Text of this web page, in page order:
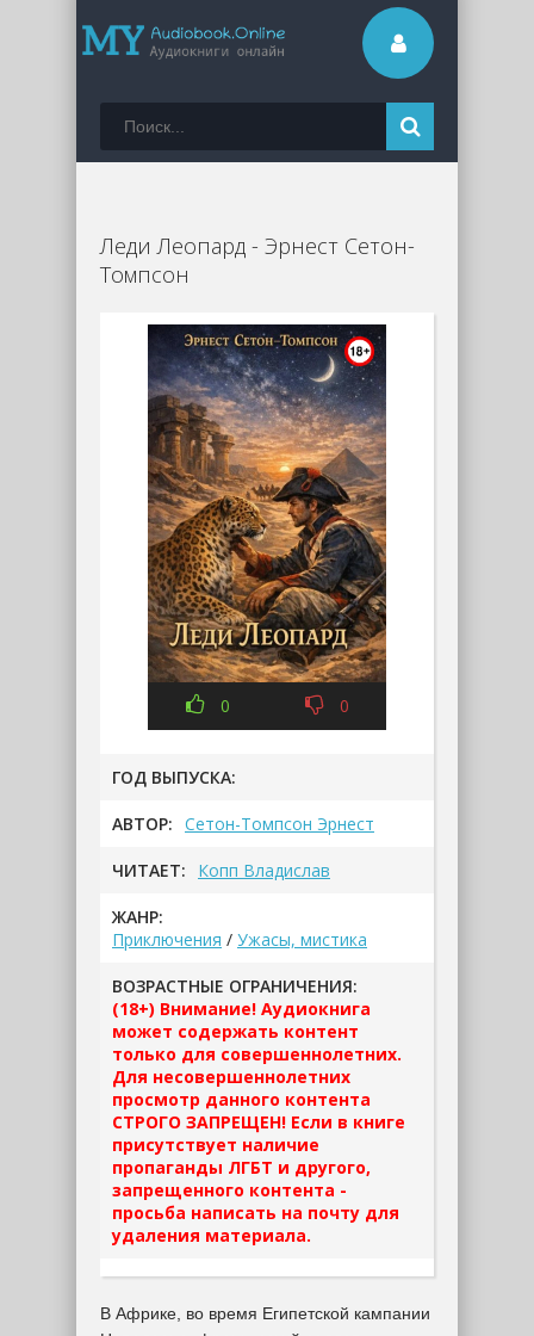
Леди Леопард - Эрнест Сетон-
Томпсон
0 0
ГОД ВЫПУСКА:
АВТОР: Сетон-Томпсон Эрнест
ЧИТАЕТ: Копп Владислав
ЖАНР:
Приключения / Ужасы, мистика
ВОЗРАСТНЫЕ ОГРАНИЧЕНИЯ:
(18+) Внимание! Аудиокнига
может содержать контент
только для совершеннолетних.
Для несовершеннолетних
просмотр данного контента
СТРОГО ЗАПРЕЩЕН! Если в книге
присутствует наличие
пропаганды ЛГБТ и другого,
запрещенного контента -
просьба написать на почту для
удаления материала.
В Африке, во время Египетской кампании